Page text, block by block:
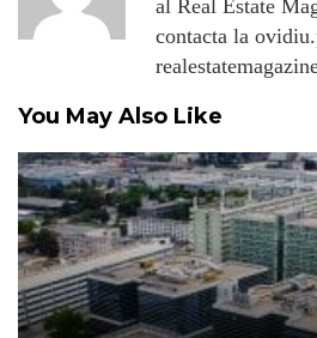
al Real Estate
contacta la
You May Also Like